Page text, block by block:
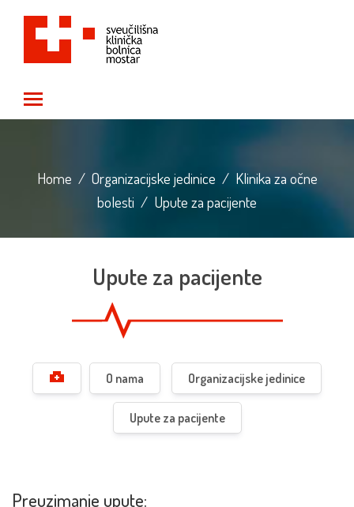
Home / Organizacijske jedinice / Klinika za očne
bolesti / Upute za pacijente
Upute za pacijente
O nama Organizacijske jedinice
Upute za pacijente
Preuzimanje upute: